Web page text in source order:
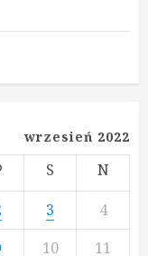
wrzesień 2022
S
N
3
4
10 11